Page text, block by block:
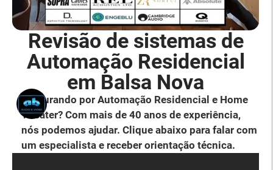
Revisão de sistemas de
Automação Residencial
em Balsa Nova
Procurando por Automação Residencial e Home
Theater? Com mais de 40 anos de experiência,
nós podemos ajudar. Clique abaixo para falar com
um especialista e receber orientação técnica.